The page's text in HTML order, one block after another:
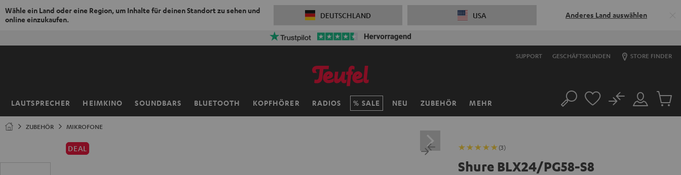
Wähle ein Land oder eine Region, um Inhalte für deinen Standort zu sehen und
online einzukaufen.
DEUTSCHLAND USA Anderes Land auswählen
50% Versandkosten sparen mit
SUPPORT GESCHÄFTSKUNDEN STORE FINDER
LAUTSPRECHER HEIMKINO SOUNDBARS BLUETOOTH KOPFHÖRER RADIOS SALE NEU ZUBEHÖR MEHR
Startseite Suche
Mein
Konto
No
Artikel
ZUBEHÖR MIKROFONE
DEAL (3)
Shure BLX24/PG58-S8